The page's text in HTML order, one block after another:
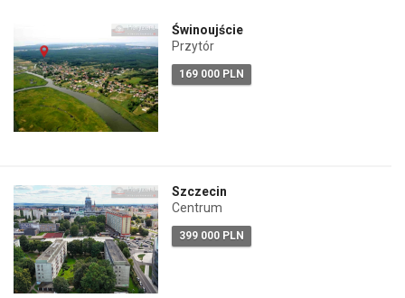
Świnoujście
Przytór
169 000 PLN
Szczecin
Centrum
399 000 PLN